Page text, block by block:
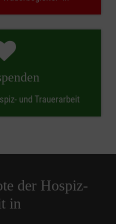
und Trauerarbeit
der Hospiz-
in